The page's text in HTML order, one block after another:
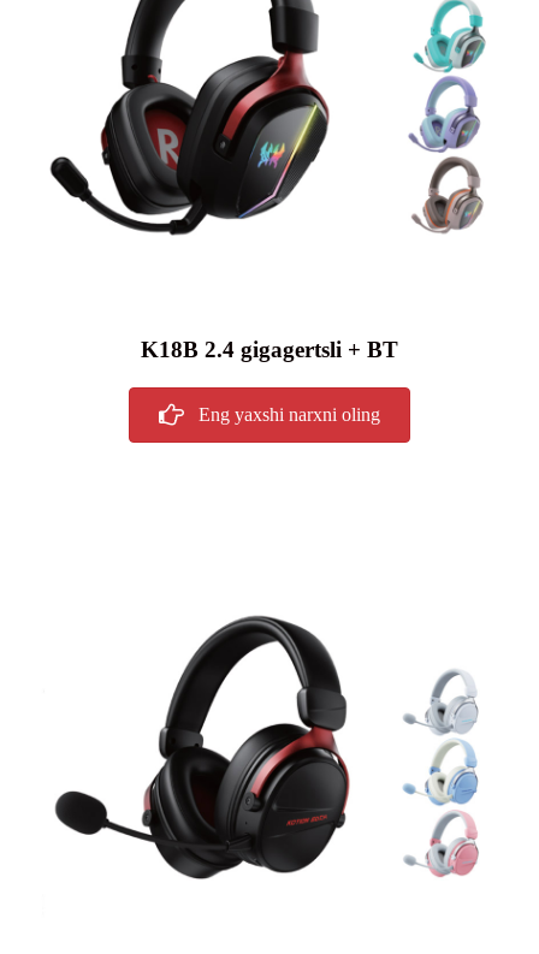
K18B 2.4 gigagertsli + BT
Eng yaxshi narxni oling